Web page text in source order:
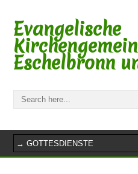
Evangelische
Eschelbronn